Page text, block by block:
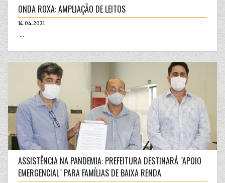
ONDA ROXA: AMPLIAÇÃO DE LEITOS
14.04.2021
...
ASSISTÊNCIA NA PANDEMIA: PREFEITURA DESTINARÁ "APOIO
EMERGENCIAL" PARA FAMÍLIAS DE BAIXA RENDA